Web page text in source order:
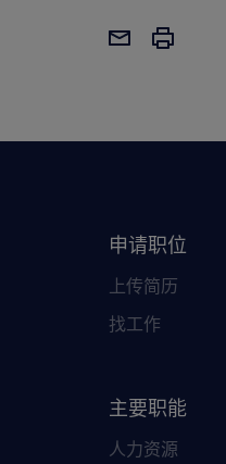
申请职位
上传简历
找工作
主要职能
人力资源